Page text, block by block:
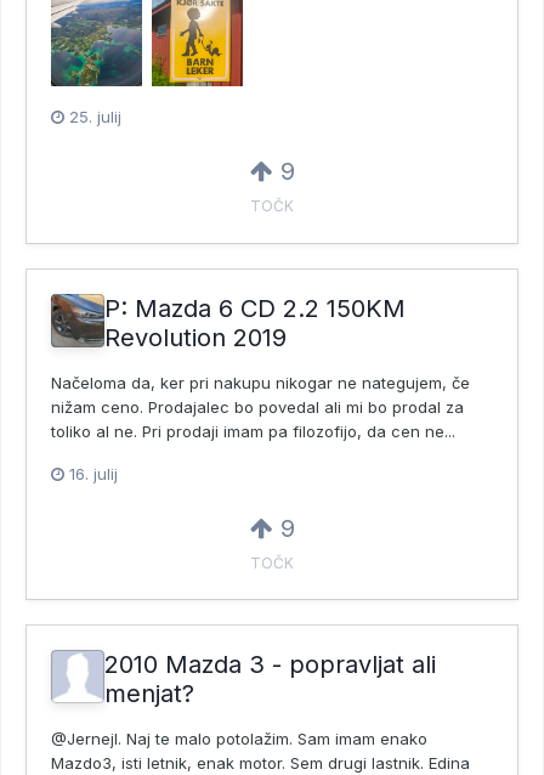
25. julij
9
TOČK
P: Mazda 6 CD 2.2 150KM
Revolution 2019
Načeloma da, ker pri nakupu nikogar ne nategujem, če
nižam ceno. Prodajalec bo povedal ali mi bo prodal za
toliko al ne. Pri prodaji imam pa filozofijo, da cen ne...
16. julij
9
TOČK
2010 Mazda 3 - popravljat ali
menjat?
@JernejI. Naj te malo potolažim. Sam imam enako
Mazdo3, isti letnik, enak motor. Sem drugi lastnik. Edina